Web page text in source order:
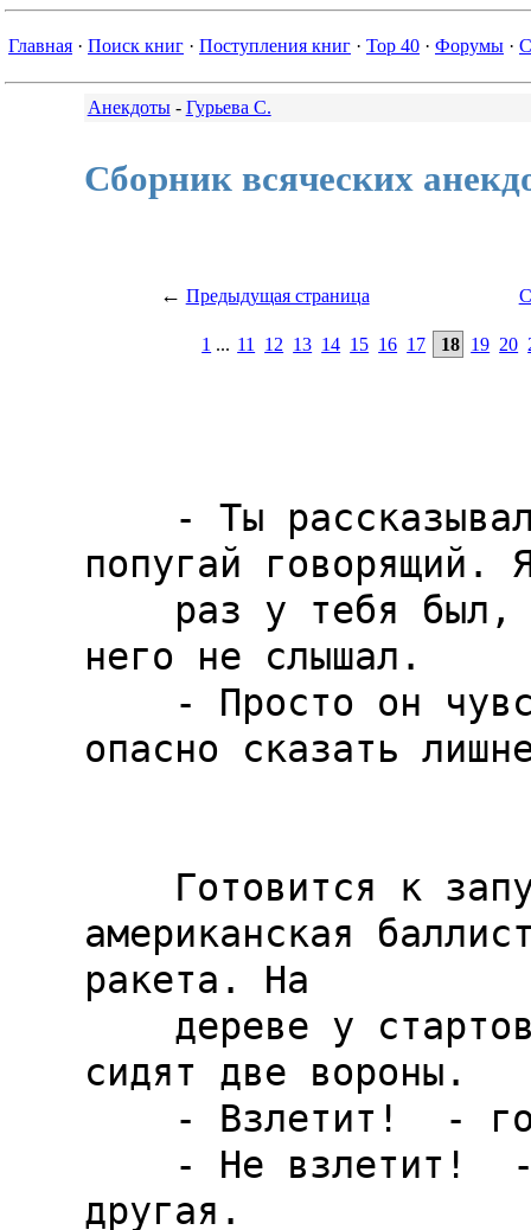
Главная · Поиск книг · Поступления книг · Top 40 · Форумы ·
Анекдоты- Гурьева С.
Сборник всяческих
← Предыдущая страница
1 ... 11 12 13 14 15 16 17 18 19 20